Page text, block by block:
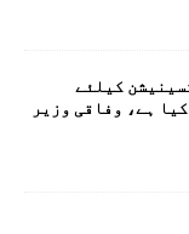
کیلئے
کیا ہے، وفاقی وزیر